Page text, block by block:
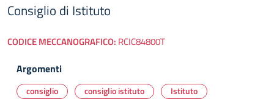
Consiglio di Istituto
CODICE MECCANOGRAFICO: RCIC84800T
Argomenti
consiglio consiglio istituto
Istituto